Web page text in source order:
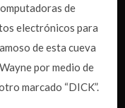
de
electrónicos para
de esta cueva
por medio de
marcado “DICK”.